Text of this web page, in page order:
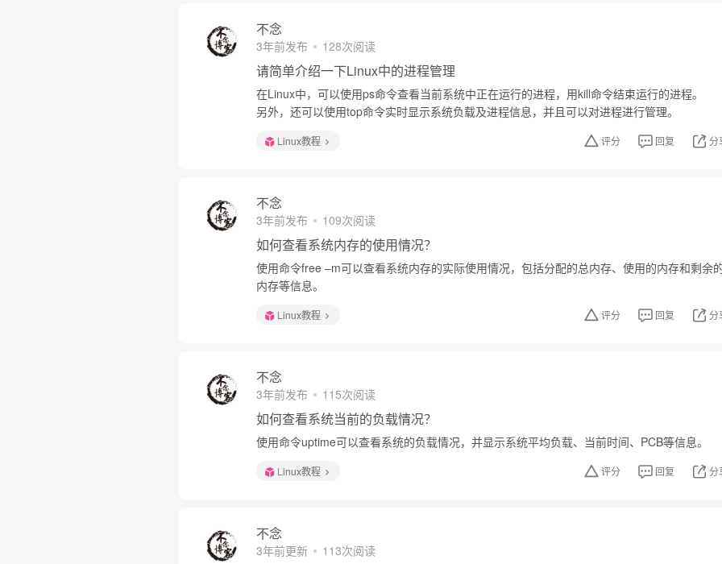
不念
3年前发布 128次阅读
请简单介绍一下Linux中的进程管理
在Linux中，可以使用ps命令查看当前系统中正在运行的进程，用kill命令结束运行的进程。
另外，还可以使用top命令实时显示系统负载及进程信息，并且可以对进程进行管理。
Linux教程 评分 回复 分
不念
3年前发布 109次阅读
如何查看系统内存的使用情况？
使用命令free –m可以查看系统内存的实际使用情况，包括分配的总内存、使用的内存和剩余
内存等信息。
Linux教程 评分 回复 分
不念
3年前发布 115次阅读
如何查看系统当前的负载情况？
使用命令uptime可以查看系统的负载情况，并显示系统平均负载、当前时间、PCB等信息。
Linux教程 评分 回复 分
不念
3年前更新 113次阅读